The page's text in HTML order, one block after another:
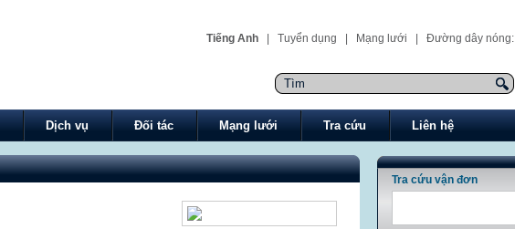
Tiếng Anh Tuyển dụng Mạng lưới | Đường dây nóng:
Dịch vụ Đối tác Mạng lưới Tra cứu Liên hệ
Tra cứu vận đơn